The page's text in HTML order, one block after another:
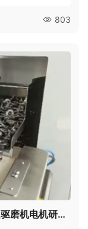
资源的高效
喷形势，随之
803
国产重大装备新突破：新一代大功率双驱磨机电机研制成功